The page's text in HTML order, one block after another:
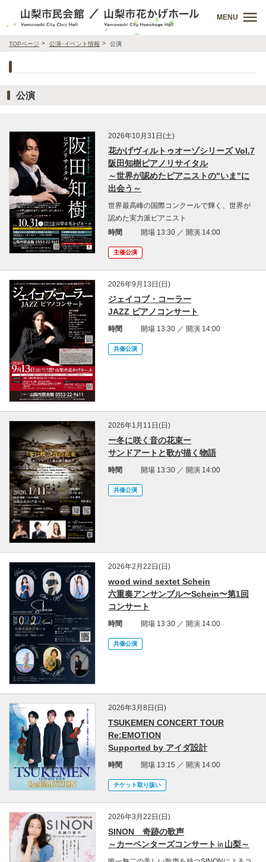
MENU
TOPページ 公演･イベント情報 公演
公演
2026年10月31日(土)
花かげヴィルトゥオーゾシリーズ Vol.7
阪田知樹ピアノリサイタル
～世界が認めたピアニストの"いま"に
出会う～
世界最高峰の国際コンクールで輝く、世界が
認めた実力派ピアニスト
時間
開場 13:30 ／ 開演 14:00
主催公演
2026年9月13日(日)
ジェイコブ・コーラー
JAZZ ピアノコンサート
時間 開場 13:30 ／ 開演 14:00
共催公演
2026年1月11日(日)
ー冬に咲く音の花束ー
サンドアートと歌が描く物語
時間 開場 13:30 ／ 開演 14:00
共催公演
2026年2月22日(日)
wood wind sextet Schein
六重奏アンサンブル〜Schein〜第1回
コンサート
時間 開場 13:30 ／ 開演 14:00
共催公演
2026年3月8日(日)
TSUKEMEN CONCERT TOUR
Re:EMOTION
Supported by アイダ設計
時間 開場 13:15 ／ 開演 14:00
チケット取り扱い
2026年3月22日(日)
SINON 奇跡の歌声
～カーペンターズコンサート㏌山梨～